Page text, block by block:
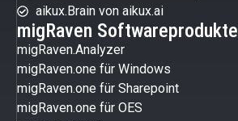
aikux.Brain von aikux.ai
migRaven Softwareprodukte
migRaven.Analyzer
migRaven.one für Windows
migRaven.one für Sharepoint
migRaven.one für OES